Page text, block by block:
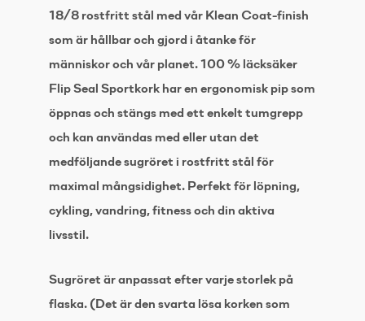
18/8 rostfritt stål med vår Klean Coat-finish
som är hållbar och gjord i åtanke för
människor och vår planet. 100 % läcksäker
Flip Seal Sportkork har en ergonomisk pip som
öppnas och stängs med ett enkelt tumgrepp
och kan användas med eller utan det
medföljande sugröret i rostfritt stål för
maximal mångsidighet. Perfekt för löpning,
cykling, vandring, fitness och din aktiva
livsstil.
Sugröret är anpassat efter varje storlek på
flaska. (Det är den svarta lösa korken som